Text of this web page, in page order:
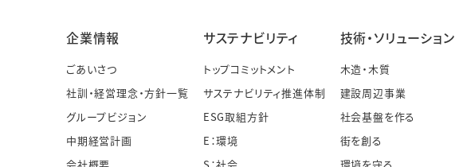
企業情報
ごあいさつ
社訓・経営理念・方針一覧
グループビジョン
中期経営計画
サステナビリティ
トップコミットメント
サステナビリティ推進体制
ESG取組方針
E：環境
技術・ソリューション
木造・木質
建設周辺事業
社会基盤を作る
街を創る